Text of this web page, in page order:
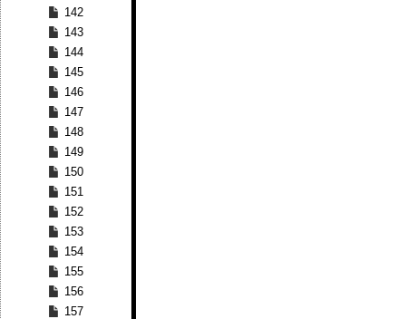
142
143
144
145
146
147
148
149
150
151
152
153
154
155
156
157